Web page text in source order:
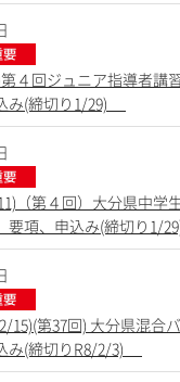
４回ジュニア指導者講
(締切り1/29)
（第４回）大分県中学
項、申込み(締切り1/
15)(第37回) 大分県混合
(締切りR8/2/3)